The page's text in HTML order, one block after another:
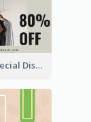
Clothing Special Discount Gift Card